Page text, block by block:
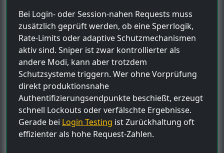
Bei Login- oder Session-nahen Requests muss
zusätzlich geprüft werden, ob eine Sperrlogik,
Rate-Limits oder adaptive Schutzmechanismen
aktiv sind. Sniper ist zwar kontrollierter als
andere Modi, kann aber trotzdem
Schutzsysteme triggern. Wer ohne Vorprüfung
direkt produktionsnahe
Authentifizierungsendpunkte beschießt, erzeugt
schnell Lockouts oder verfälschte Ergebnisse.
Gerade bei Login Testing ist Zurückhaltung oft
effizienter als hohe Request-Zahlen.